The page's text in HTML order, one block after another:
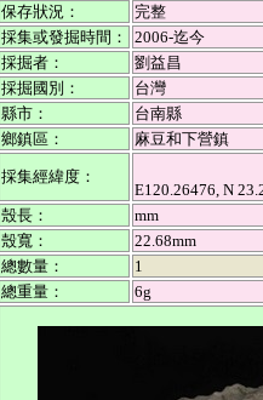
保存狀況：
完整
採集或發掘時間：
2006-迄今
採掘者：
劉益昌
採掘國別：
台灣
縣市：
台南縣
鄉鎮區：
麻豆和下營鎮
採集經緯度：
E120.26476, N
殼長：
mm
殼寬：
22.68mm
總數量：
1
總重量：
6g